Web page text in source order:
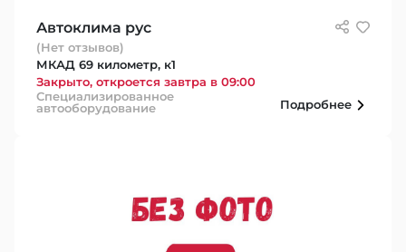
Автоклима рус
(Нет отзывов)
МКАД 69 километр, к1
Закрыто, откроется завтра в 09:00
Специализированное
автооборудование
Подробнее